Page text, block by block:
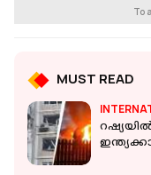
To
MUST READ